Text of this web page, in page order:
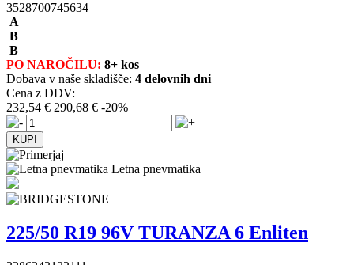
3528700745634
A
B
B
PO NAROČILU: 8+ kos
Dobava v naše skladišče: 4 delovnih dni
Cena z DDV:
232,54 € 290,68 € -20%
Letna pnevmatika
225/50 R19 96V TURANZA 6 Enliten